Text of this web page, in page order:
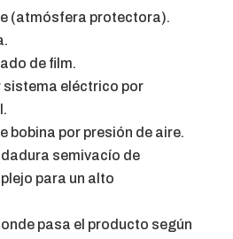
(atmósfera protectora).
de film.
sistema eléctrico por
bobina por presión de aire.
semivacío de
para un alto
pasa el producto según